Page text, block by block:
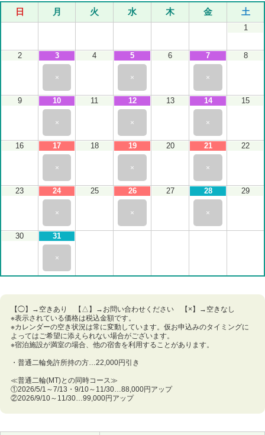
日 月 火 水 木 金 土
1
2 3
×
4 5
×
6 7
×
8
9 10
×
11 12
×
13 14
×
15
16 17
×
18 19
×
20 21
×
22
23 24
×
25 26
×
27 28
×
29
30 31
×
【◯】→空きあり 【△】→お問い合わせください 【×】→空きなし
※表示されている価格は税込金額です。
※カレンダーの空き状況は常に変動しています。仮お申込みのタイミングに
よってはご希望に添えられない場合がございます。
※宿泊施設が満室の場合、他の宿舎を利用することがあります。
・普通二輪免許所持の方…22,000円引き
≪普通二輪(MT)との同時コース≫
①2026/5/1～7/13・9/10～11/30…88,000円アップ
②2026/9/10～11/30…99,000円アップ